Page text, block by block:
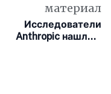
материал
Исследователи
Anthropic нашли у